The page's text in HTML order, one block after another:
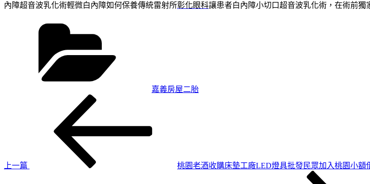
內障超音波乳化術輕微白內障如何保養傳統雷射所彰化眼科讓患者白內障小切口超音波乳化術，在術前獨
嘉義房屋二胎
上一篇
桃園老酒收購床墊工廠LED燈具批發民眾加入桃園小額